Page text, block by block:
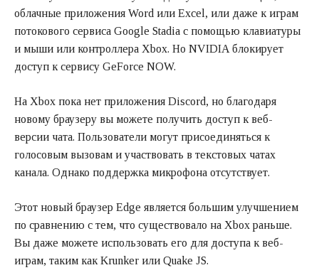
облачные приложения Word или Excel, или даже к играм
потокового сервиса Google Stadia с помощью клавиатуры
и мыши или контроллера Xbox. Но NVIDIA блокирует
доступ к сервису GeForce NOW.
На Xbox пока нет приложения Discord, но благодаря
новому браузеру вы можете получить доступ к веб-
версии чата. Пользователи могут присоединяться к
голосовым вызовам и участвовать в текстовых чатах
канала. Однако поддержка микрофона отсутствует.
Этот новый браузер Edge является большим улучшением
по сравнению с тем, что существовало на Xbox раньше.
Вы даже можете использовать его для доступа к веб-
играм, таким как Krunker или Quake JS.